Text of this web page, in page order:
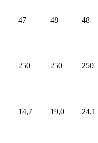
47 48 48
250 250 250
14,7 19,0 24,1